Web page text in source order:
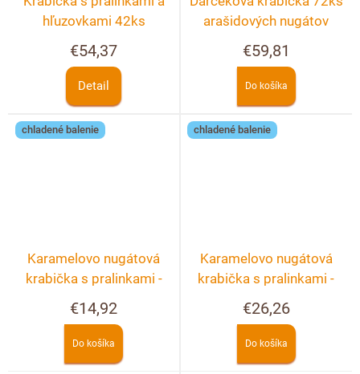
hľuzovkami 42ks
€54,37
Detail
arašidových nugátov
€59,81
Do košíka
chladené balenie
Karamelovo nugátová
krabička s pralinkami -
€14,92
Do košíka
chladené balenie
Karamelovo nugátová
krabička s pralinkami -
€26,26
Do košíka